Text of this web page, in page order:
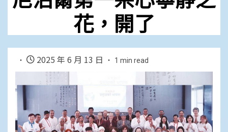
花，開了
2025 年 6 月 13 日 1 min read